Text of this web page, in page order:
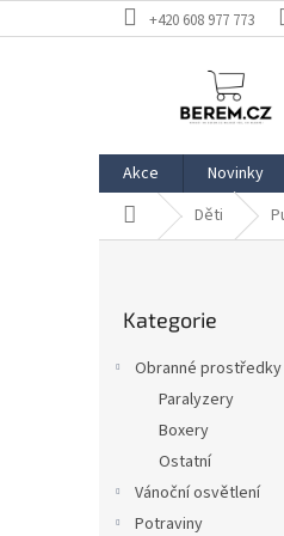
na
+420 608 977 773
Akce Novinky
Domů Děti
kategorie
Kategorie
Obranné prostředky
Paralyzery
Boxery
Ostatní
Vánoční osvětlení
Potraviny